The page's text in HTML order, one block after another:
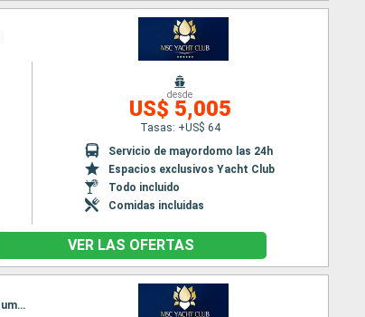
desde
US$ 5,005
Tasas: +US$ 64
Servicio de mayordomo las 24h
Espacios exclusivos Yacht Club
Todo incluido
Comidas incluidas
VER LAS OFERTAS
Itinerario : Puerto Canaveral, Ocean cay MSC marine reserve, Ocho Rios, Georgetown Islas Caiman, Cozumel, Puerto Canaveral, Ocean cay MSC marine reserve, Nassau, Puerto Canaveral